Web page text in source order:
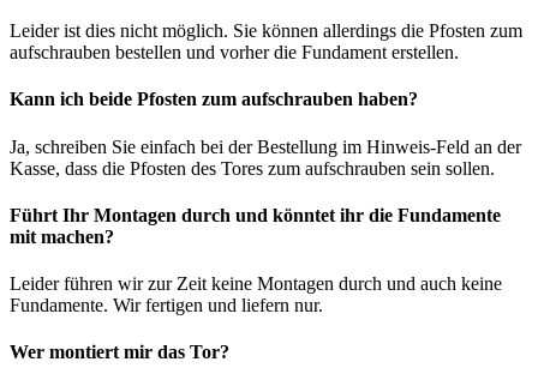
Leider ist dies nicht möglich. Sie können allerdings die Pfosten zum
aufschrauben bestellen und vorher die Fundament erstellen.
Kann ich beide Pfosten zum aufschrauben haben?
Ja, schreiben Sie einfach bei der Bestellung im Hinweis-Feld an der
Kasse, dass die Pfosten des Tores zum aufschrauben sein sollen.
Führt Ihr Montagen durch und könntet ihr die Fundamente
mit machen?
Leider führen wir zur Zeit keine Montagen durch und auch keine
Fundamente. Wir fertigen und liefern nur.
Wer montiert mir das Tor?